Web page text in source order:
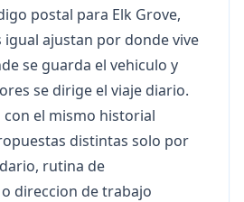
postal para Elk Grove,
igual ajustan por donde vive
se guarda el vehiculo y
se dirige el viaje diario.
el mismo historial
distintas solo por
rutina de
direccion de trabajo